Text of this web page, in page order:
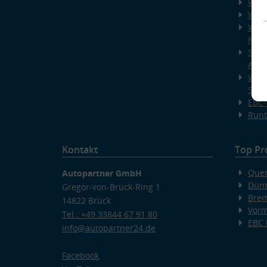
Kontakt
Autopartner GmbH
Gregor-von-Brück-Ring 1
14822 Brück
Tel.: +49 33844 67 91 80
info@autopartner24.de
Facebook
Top